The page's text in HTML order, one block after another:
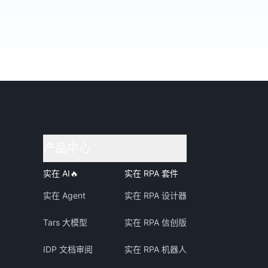
实在 AI🔥
实在 Agent
Tars 大模型
IDP 文档审阅
实在 RPA 套件
实在 RPA 设计器
实在 RPA 信创版
实在 RPA 机器人